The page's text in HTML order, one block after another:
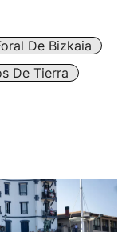
De Bizkaia
De Tierra